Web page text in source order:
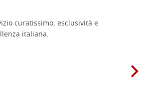
curatissimo, esclusività e
italiana.